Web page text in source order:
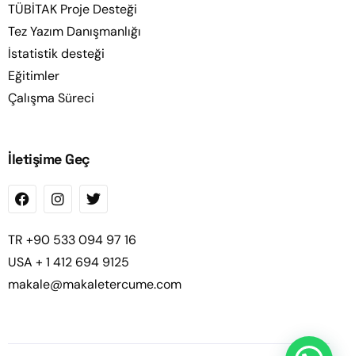
TÜBİTAK Proje Desteği
Tez Yazım Danışmanlığı
İstatistik desteği
Eğitimler
Çalışma Süreci
İletişime Geç
TR +90 533 094 97 16
USA + 1 412 694 9125
makale@makaletercume.com
Fiyat Teklifi Alın